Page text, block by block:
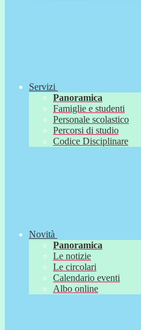
Servizi
Panoramica
Famiglie e studenti
Personale scolastico
Percorsi di studio
Codice Disciplinare
Novità
Panoramica
Le notizie
Le circolari
Calendario eventi
Albo online